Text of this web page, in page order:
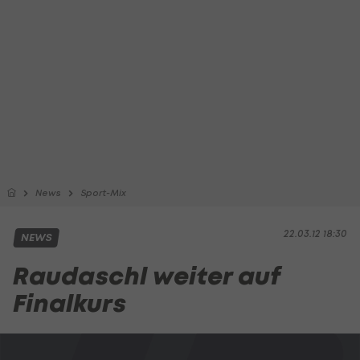
News Sport-Mix
22.03.12 18:30
NEWS
Raudaschl weiter auf
Finalkurs